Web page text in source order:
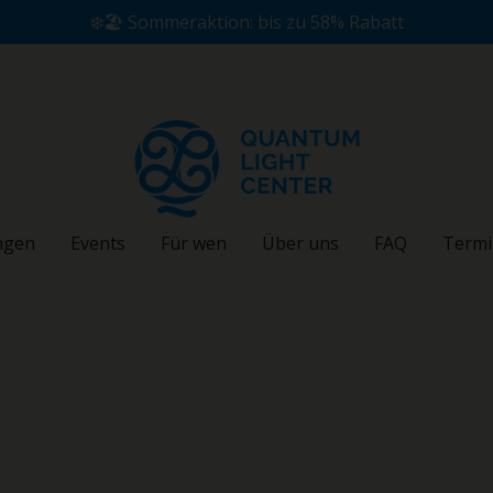
❄️🏖️ Sommeraktion: bis zu 58% Rabatt
Events Für wen Über uns FAQ